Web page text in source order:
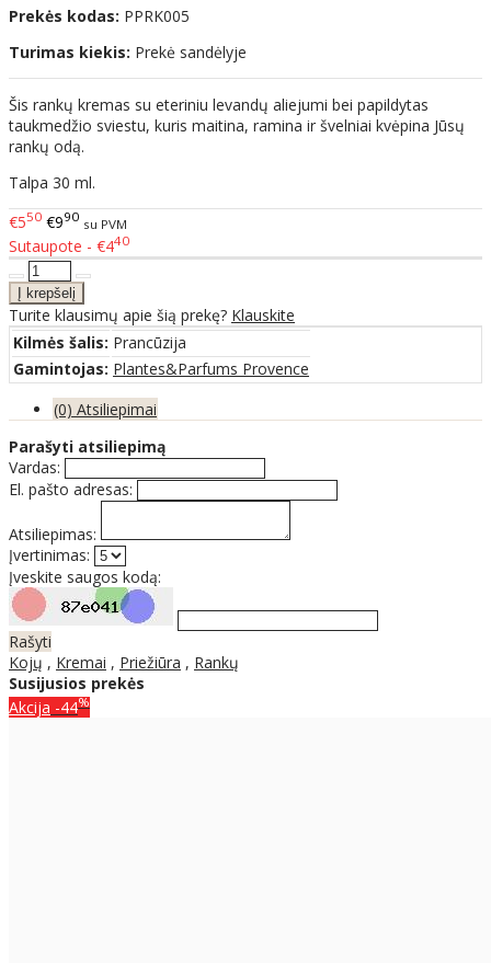
Prekės kodas: PPRK005
Turimas kiekis: Prekė sandėlyje
Šis rankų kremas su eteriniu levandų aliejumi bei papildytas
taukmedžio sviestu, kuris maitina, ramina ir švelniai kvėpina Jūsų
rankų odą.
Talpa 30 ml.
€550 €990 su PVM
Sutaupote - €440
Turite klausimų apie šią prekę? Klauskite
Kilmės šalis: Prancūzija
Gamintojas: Plantes&Parfums Provence
(0) Atsiliepimai
Parašyti atsiliepimą
Vardas:
El. pašto adresas:
Atsiliepimas:
Įvertinimas:
Įveskite saugos kodą:
Rašyti
Kojų , Kremai , Priežiūra , Rankų
Susijusios prekės
Akcija -44%